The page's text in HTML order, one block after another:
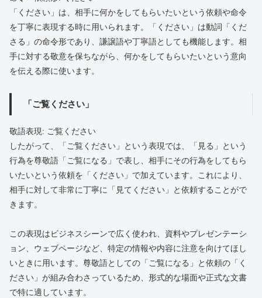
「ください」は、相手に何かをしてもらいたいという依頼や命令
を丁寧に表現する時に用いられます。「ください」は動詞「くだ
さる」の命令形であり、謙譲語や丁寧語としても機能します。相
手に対する敬意を保ちながら、何かをしてもらいたいという意向
を伝える際に使います。
「ご覧ください」
敬語表現: ご覧ください
したがって、「ご覧ください」という表現では、「見る」という
行為を尊敬語「ご覧になる」で表し、相手にその行為をしてもら
いたいという依頼を「ください」で加えています。これにより、
相手に対して非常に丁寧に「見てください」と依頼することがで
きます。
この表現はビジネスシーンで広く使われ、資料やプレゼンテーシ
ョン、ウェブページなど、特定の情報や内容に注意を向けてほし
いときに用います。尊敬語としての「ご覧になる」と依頼の「く
ださい」が組み合わさっているため、形式的な場面や正式な文書
で特に適しています。